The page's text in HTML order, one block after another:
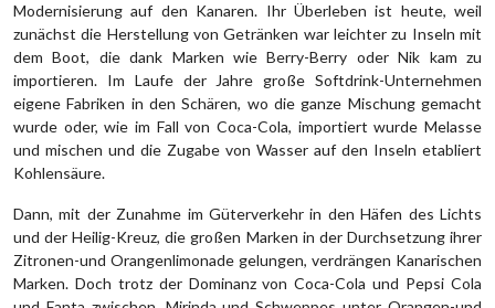
Modernisierung auf den Kanaren. Ihr Überleben ist heute, weil
zunächst die Herstellung von Getränken war leichter zu Inseln mit
dem Boot, die dank Marken wie Berry-Berry oder Nik kam zu
importieren. Im Laufe der Jahre große Softdrink-Unternehmen
eigene Fabriken in den Schären, wo die ganze Mischung gemacht
wurde oder, wie im Fall von Coca-Cola, importiert wurde Melasse
und mischen und die Zugabe von Wasser auf den Inseln etabliert
Kohlensäure.
Dann, mit der Zunahme im Güterverkehr in den Häfen des Lichts
und der Heilig-Kreuz, die großen Marken in der Durchsetzung ihrer
Zitronen-und Orangenlimonade gelungen, verdrängen Kanarischen
Marken. Doch trotz der Dominanz von Coca-Cola und Pepsi Cola